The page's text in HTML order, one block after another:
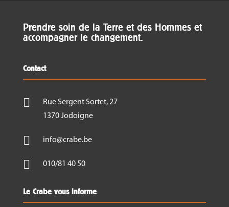
Prendre soin de la Terre et des Hommes et
accompagner le changement.
Contact

Rue Sergent Sortet, 27
1370 Jodoigne
 info@crabe.be
 010/81 40 50
Le Crabe vous informe